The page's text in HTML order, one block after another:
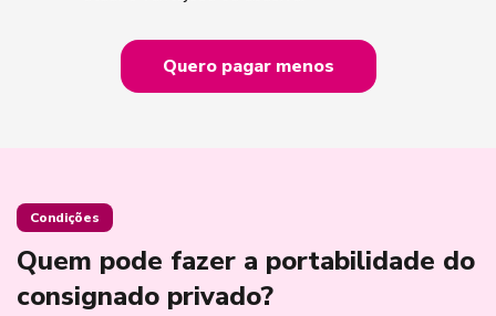
Quero pagar menos
Condições
Quem pode fazer a portabilidade do
consignado privado?